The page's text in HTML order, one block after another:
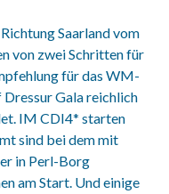
Saarland vom
von zwei Schritten für
für das WM-
Dressur Gala reichlich
IM CDI4* starten
sind bei dem mit
in Perl-Borg
am Start. Und einige